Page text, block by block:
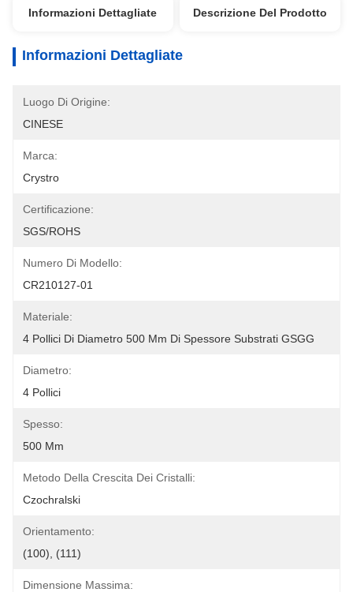
Informazioni Dettagliate Descrizione Del Prodotto
Informazioni Dettagliate
Luogo Di Origine:
CINESE
Marca:
Crystro
Certificazione:
SGS/ROHS
Numero Di Modello:
CR210127-01
Materiale:
4 Pollici Di Diametro 500 Μm Di Spessore Substrati GSGG
Diametro:
4 Pollici
Spesso:
500 Μm
Metodo Della Crescita Dei Cristalli:
Czochralski
Orientamento:
(100), (111)
Dimensione Massima: